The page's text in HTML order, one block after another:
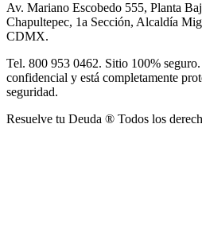
Av. Mariano Escobedo 555, Planta
Chapultepec, 1a Sección, Alcaldía
CDMX.
Tel. 800 953 0462. Sitio 100%
confidencial y está completamente
seguridad.
Resuelve tu Deuda ® Todos los